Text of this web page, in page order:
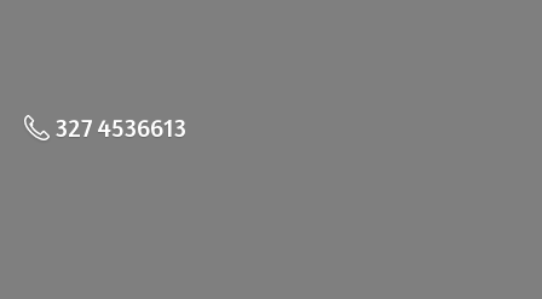
327 4536613